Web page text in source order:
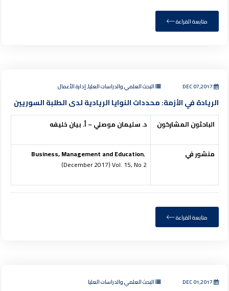
متابعة القراءة
البحث العلمي والدراسات العليا, إدارة الأعمال
الريادة في الأزمة: محددات النوايا الريادية لدى الطلبة السوريين
الباحثون المشاركون د. سليمان موصلي – أ. بيان خليفه
منشور في Business, Management and Education,
(December 2017) Vol. 15, No 2
متابعة القراءة
البحث العلمي والدراسات العليا